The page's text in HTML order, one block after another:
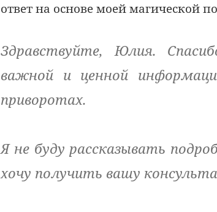
ответ на основе моей магической
Здравствуйте, Юлия.
важной и ценной
приворотах.
Я не буду рассказывать
хочу получить вашу